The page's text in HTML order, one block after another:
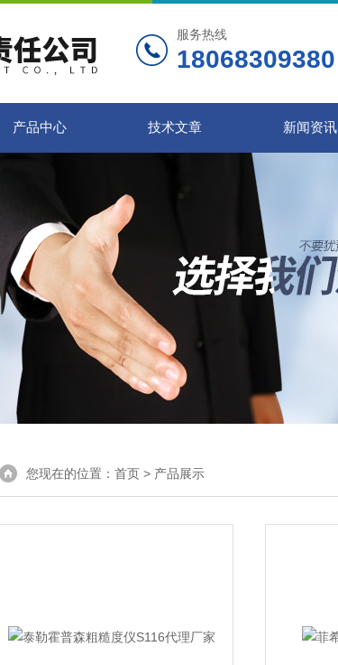
服务热线
18068309380
产品中心 技术文章 新闻资讯
您现在的位置： 首页 > 产品展示